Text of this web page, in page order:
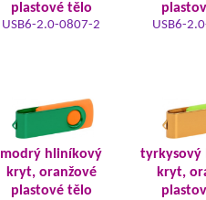
plastové tělo
USB6-2.0-0807-2 USB6-
modrý hliníkový
kryt, oranžové
plastové tělo
tyrkysový
kryt,